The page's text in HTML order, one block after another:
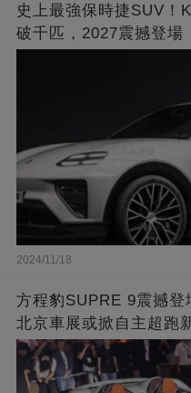
史上最強保時捷SUV！
破千匹，2027震撼登場
2024/11/18
方程豹SUPRE 9震撼登
北京車展或掀自主超跑